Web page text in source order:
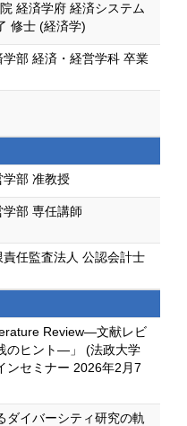
経済学府 経済システム
修士 (経済学)
学部 経済・経営学科 卒業
部 准教授
部 専任講師
責任監査法人 公認会計士
Review―文献レビ
のヒント―」 (法政大学
ンセミナー 2026年2月7
ダイバーシティ研究の軌